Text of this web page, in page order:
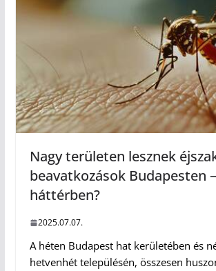
Nagy területen lesznek
beavatkozások Budapesten
háttérben?
2025.07.07.
A héten Budapest hat kerületében és
hetvenhét településén, összesen